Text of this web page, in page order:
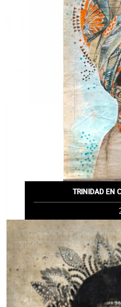
TRINIDAD EN